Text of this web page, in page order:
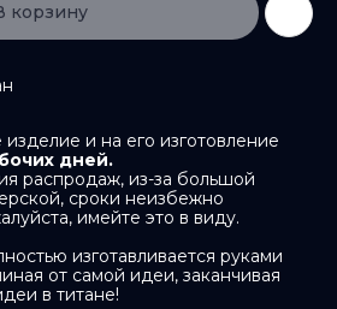
корзину
и на его изготовление
дней.
распродаж, из-за большой
сроки неизбежно
имейте это в виду.
изготавливается руками
от самой идеи, заканчивая
в титане!